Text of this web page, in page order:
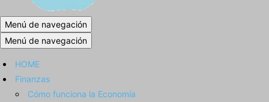
Menú de navegación
Menú de navegación
HOME
Finanzas
Cómo funciona la Economía